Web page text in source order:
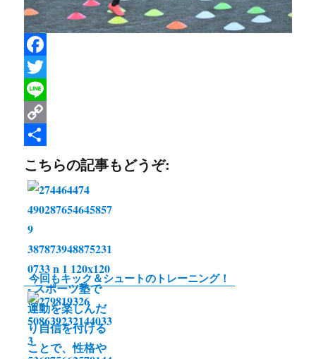
F
a
c
e
b
o
k
T
w
t
r
L
n
e
C
o
p
L
n
k
共
有
こちらの記事もどうぞ:
今回もキック＆シュートのトレーニング！